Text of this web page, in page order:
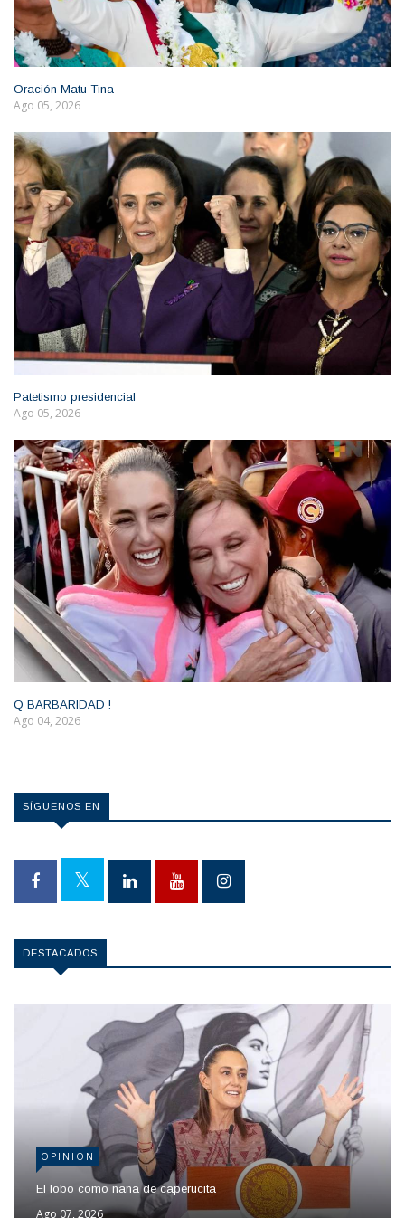
Oración Matu Tina
Ago 05, 2026
Patetismo presidencial
Ago 05, 2026
Q BARBARIDAD !
Ago 04, 2026
SÍGUENOS EN
DESTACADOS
OPINION
El lobo como nana de caperucita
Ago 07, 2026